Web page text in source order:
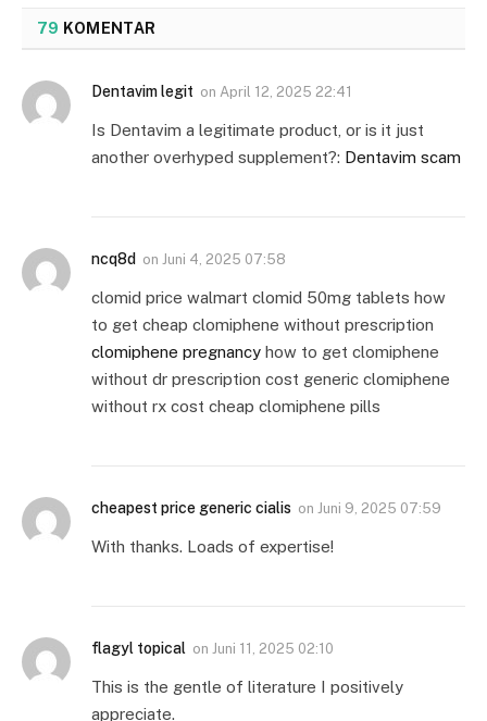
79 KOMENTAR
Dentavim legit on April 12, 2025 22:41
Is Dentavim a legitimate product, or is it just
another overhyped supplement?: Dentavim scam
ncq8d on Juni 4, 2025 07:58
clomid price walmart clomid 50mg tablets how
to get cheap clomiphene without prescription
clomiphene pregnancy how to get clomiphene
without dr prescription cost generic clomiphene
without rx cost cheap clomiphene pills
cheapest price generic cialis on Juni 9, 2025 07:59
With thanks. Loads of expertise!
flagyl topical on Juni 11, 2025 02:10
This is the gentle of literature I positively
appreciate.